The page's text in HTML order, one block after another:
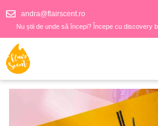
andra@flairscent.ro
Nu știi de unde să începi? Începe cu discovery